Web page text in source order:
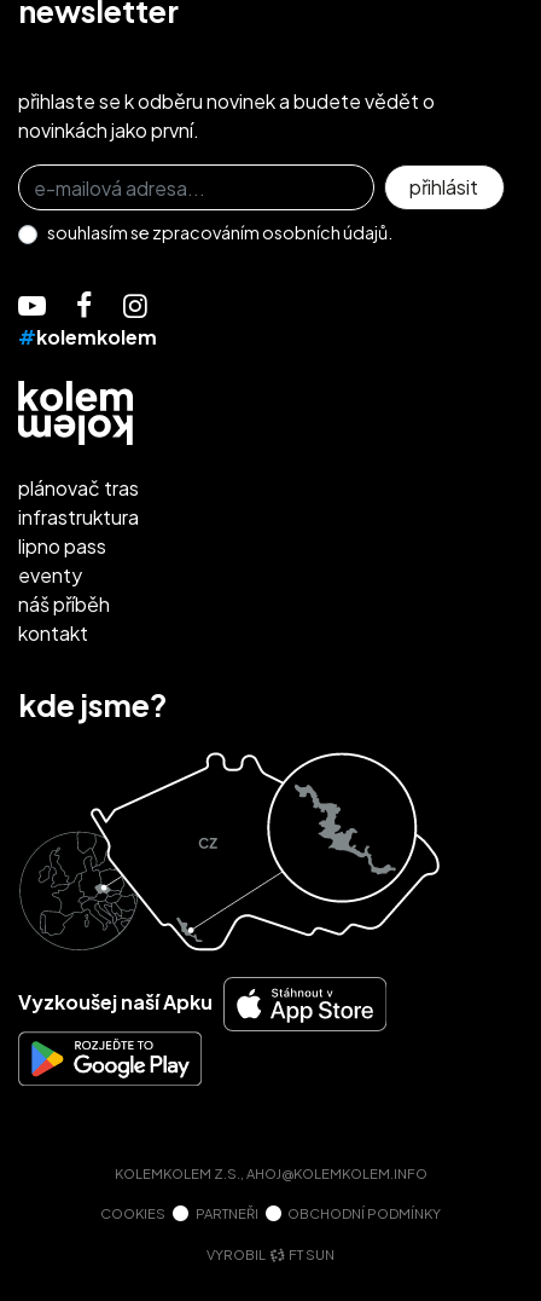
newsletter
přihlaste se k odběru novinek a budete vědět o
novinkách jako první.
Přihlaste se k odběru novinek
přihlásit
souhlasím se zpracováním osobních údajů.
#kolemkolem
plánovač tras
infrastruktura
lipno pass
eventy
náš příběh
kontakt
kde jsme?
Vyzkoušej naší Apku
KOLEMKOLEM Z.S., AHOJ@KOLEMKOLEM.INFO
COOKIES PARTNEŘI OBCHODNÍ PODMÍNKY
VYROBIL FT SUN